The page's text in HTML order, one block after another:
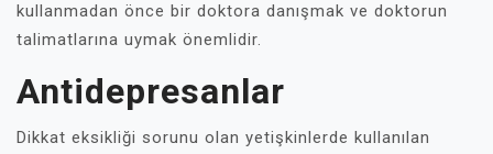
kullanmadan önce bir doktora danışmak ve doktorun
talimatlarına uymak önemlidir.
Antidepresanlar
Dikkat eksikliği sorunu olan yetişkinlerde kullanılan